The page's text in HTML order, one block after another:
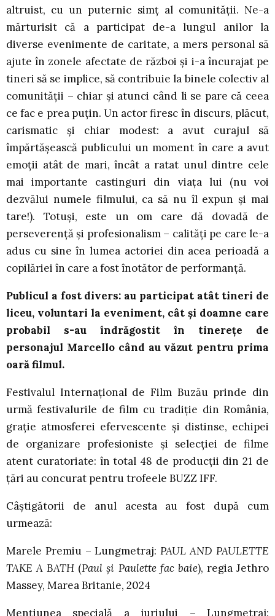
altruist, cu un puternic simț al comunității. Ne-a
mărturisit că a participat de-a lungul anilor la
diverse evenimente de caritate, a mers personal să
ajute în zonele afectate de război și i-a încurajat pe
tineri să se implice, să contribuie la binele colectiv al
comunității – chiar și atunci când li se pare că ceea
ce fac e prea puțin. Un actor firesc în discurs, plăcut,
carismatic și chiar modest: a avut curajul să
împărtășească publicului un moment în care a avut
emoții atât de mari, încât a ratat unul dintre cele
mai importante castinguri din viața lui (nu voi
dezvălui numele filmului, ca să nu îl expun și mai
tare!). Totuși, este un om care dă dovadă de
perseverență și profesionalism – calități pe care le-a
adus cu sine în lumea actoriei din acea perioadă a
copilăriei în care a fost înotător de performanță.
Publicul a fost divers: au participat atât tineri de
liceu, voluntari la eveniment, cât și doamne care
probabil s-au îndrăgostit în tinerețe de
personajul Marcello când au văzut pentru prima
oară filmul.
Festivalul Internațional de Film Buzău prinde din
urmă festivalurile de film cu tradiție din România,
grație atmosferei efervescente și distinse, echipei
de organizare profesioniste și selecției de filme
atent curatoriate: în total 48 de producții din 21 de
țări au concurat pentru trofeele BUZZ IFF.
Câștigătorii de anul acesta au fost după cum
urmează:
Marele Premiu – Lungmetraj:PAUL AND PAULETTE
TAKE A BATH (Paul și Paulette fac baie), regia Jethro
Massey, Marea Britanie, 2024
Mențiunea specială a juriului – Lungmetraj: